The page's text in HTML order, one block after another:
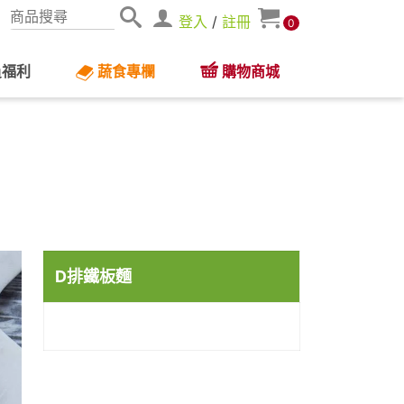
登入 / 註冊 0
利 蔬食專欄 購物商城
D排鐵板麵